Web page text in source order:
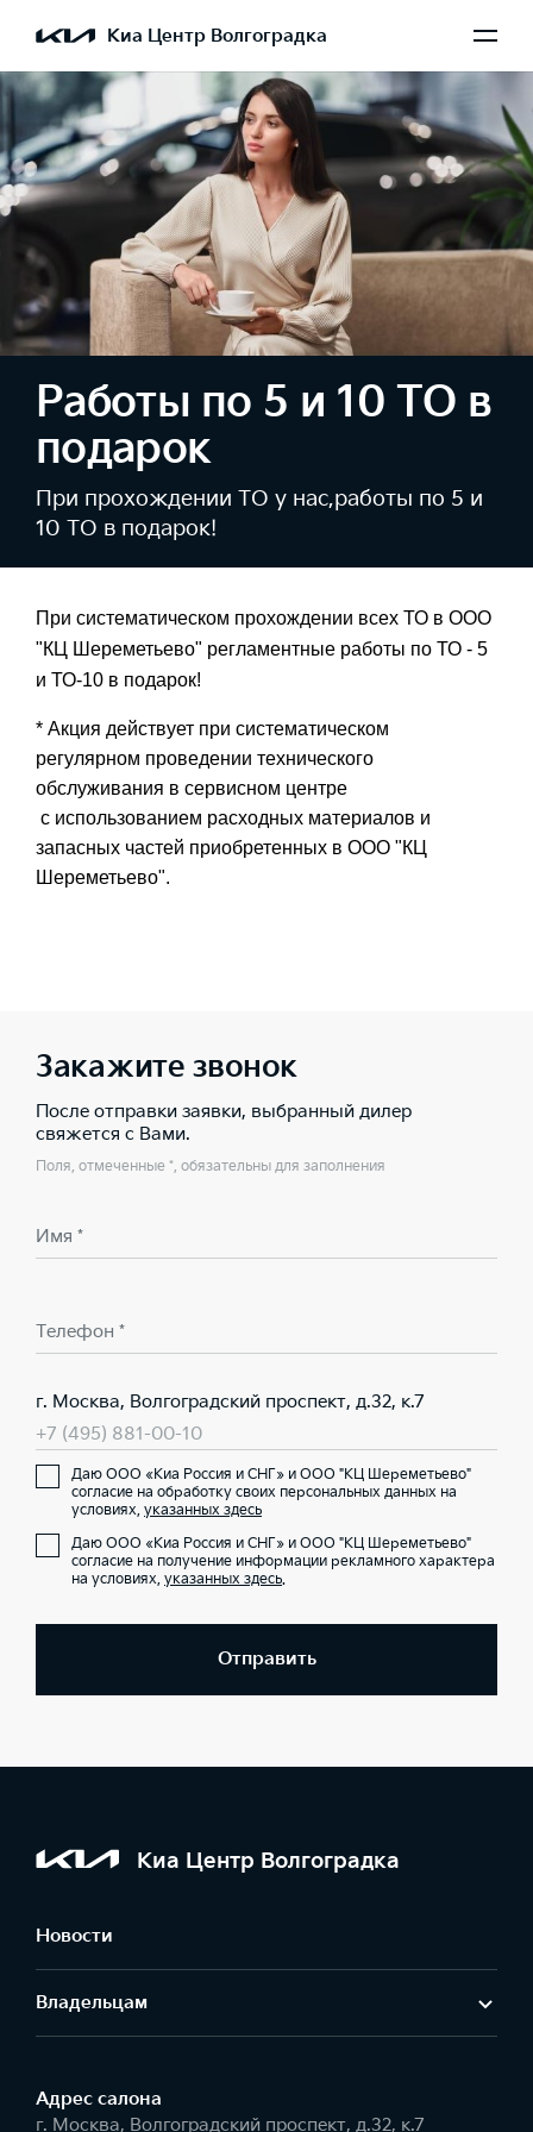
Киа Центр Волгоградка
Работы по 5 и 10 ТО в
подарок
При прохождении ТО у нас,работы по 5 и
10 ТО в подарок!
При систематическом прохождении всех ТО в ООО
"КЦ Шереметьево" регламентные работы по ТО - 5
и ТО-10 в подарок!
* Акция действует при систематическом
регулярном проведении технического
обслуживания в сервисном центре
запасных частей приобретенных в ООО "КЦ
Шереметьево".
Закажите звонок
После отправки заявки, выбранный дилер
свяжется с Вами.
Поля, отмеченные *, обязательны для заполнения
Имя *
Телефон *
г. Москва, Волгоградский проспект, д.32, к.7
+7 (495) 881-00-10
Даю ООО «Киа Россия и СНГ» и ООО "КЦ Шереметьево"
согласие на обработку своих персональных данных на
условиях, указанных здесь
Даю ООО «Киа Россия и СНГ» и ООО "КЦ Шереметьево"
согласие на получение информации рекламного характера
на условиях, указанных здесь.
Отправить
Киа Центр Волгоградка
Новости
Владельцам
Адрес салонa
г. Москва, Волгоградский проспект, д.32, к.7